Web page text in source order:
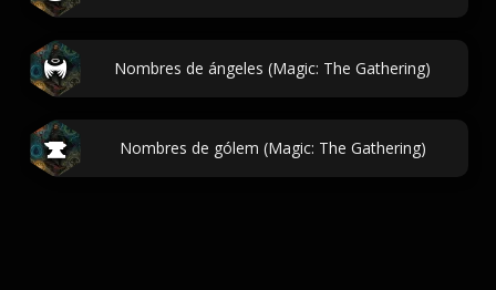
Nombres de ángeles (Magic: The Gathering)
Nombres de gólem (Magic: The Gathering)